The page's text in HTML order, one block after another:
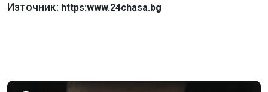
Източник: https:www.24chasa.bg